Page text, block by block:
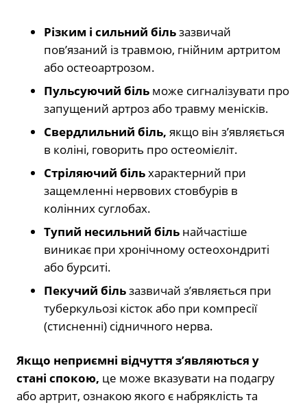
Різким і сильний більзазвичай
пов’язаний із травмою, гнійним артритом
або остеоартрозом.
Пульсуючий біль може сигналізувати про
запущений артроз або травму менісків.
Свердлильний біль, якщо він з’являється
в коліні, говорить про остеомієліт.
Стріляючий більхарактерний при
защемленні нервових стовбурів в
колінних суглобах.
Тупий несильний біль найчастіше
виникає при хронічному остеохондриті
або бурситі.
Пекучий більзазвичай з’являється при
туберкульозі кісток або при компресії
(стисненні) сідничного нерва.
Якщо неприємні відчуття з’являються у
стані спокою, це може вказувати на подагру
або артрит, ознакою якого є набряклість та